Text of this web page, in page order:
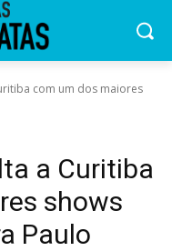
com um dos maiores
a Curitiba
shows
Paulo